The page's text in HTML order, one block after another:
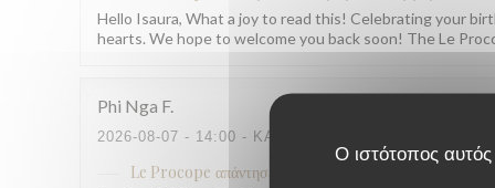
Ο ιστότοπος
Hello Isaura, What a joy to read this! Celebrating your
hearts. We hope to welcome you back soon! The Le
Phi Nga F
2026-08-07 - 14:00 - ΚΑΛΕΣΜΈΝΟΙ 2
Le Procope απάντησε σε αυτή την αξιολόγηση